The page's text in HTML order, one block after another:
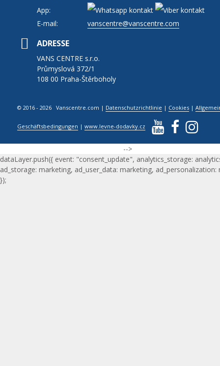
App:
E-mail:
vanscentre@vanscentre.com
ADRESSE
VANS CENTRE s.r.o.
Průmyslová 372/1
108 00 Praha-Štěrboholy
© 2016 - 2026 Vanscentre.com | Datenschutzrichtlinie | Cookies |
Geschäftsbedingungen |www.levne-dodavky.cz
-->
dataLayer.push({ event: "consent_update", analytics_storage:
ad_storage: marketing, ad_user_data: marketing, ad_personalization:
});